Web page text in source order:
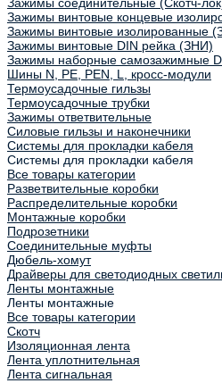
Зажимы соединительные (Скотч-
Зажимы винтовые концевые
Зажимы винтовые изолированные
Зажимы винтовые DIN рейка (ЗНИ)
Зажимы наборные самозажимные
Шины N, PE, PEN, L, кросс-модули
Термоусадочные гильзы
Термоусадочные трубки
Зажимы ответвительные
Силовые гильзы и наконечники
Системы для прокладки кабеля
Системы для прокладки кабеля
Все товары категории
Разветвительные коробки
Распределительные коробки
Монтажные коробки
Подрозетники
Соединительные муфты
Дюбель-хомут
Драйверы для светодиодных
Ленты монтажные
Ленты монтажные
Все товары категории
Скотч
Изоляционная лента
Лента уплотнительная
Лента сигнальная